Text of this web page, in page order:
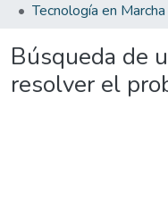
Tecnología en Marcha
Búsqueda de
resolver el